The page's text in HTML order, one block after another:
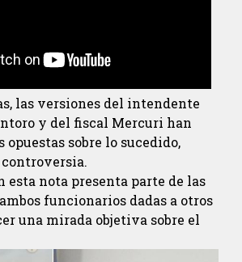
las versiones del intendente
y del fiscal Mercuri han
sobre lo sucedido,
esta nota presenta parte de las
funcionarios dadas a otros
una mirada objetiva sobre el